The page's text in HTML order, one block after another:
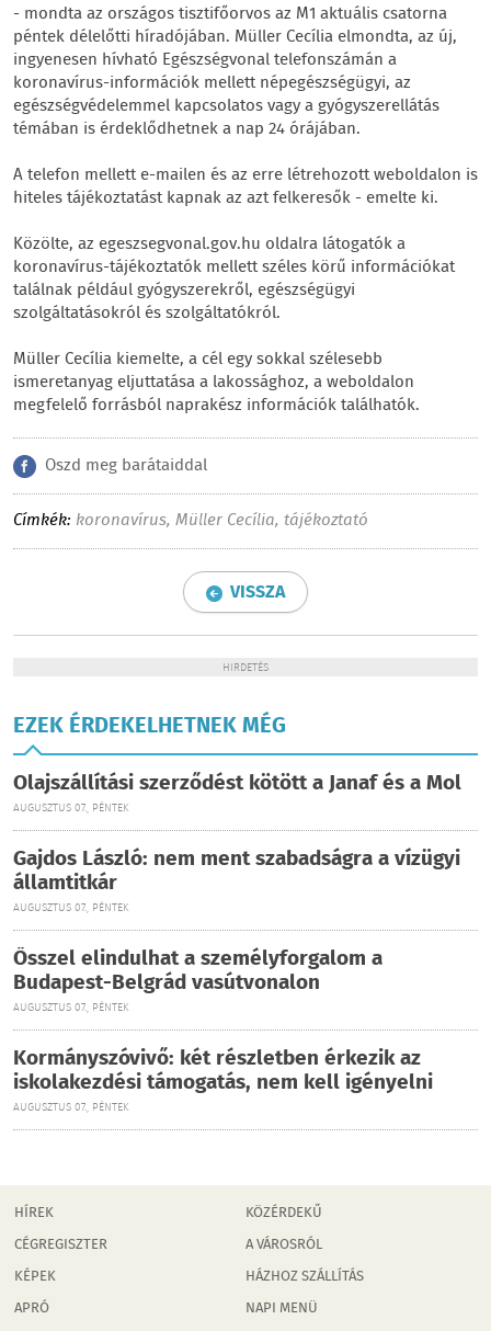
- mondta az országos tisztifőorvos az M1 aktuális csatorna
péntek délelőtti híradójában. Müller Cecília elmondta, az új,
ingyenesen hívható Egészségvonal telefonszámán a
koronavírus-információk mellett népegészségügyi, az
egészségvédelemmel kapcsolatos vagy a gyógyszerellátás
témában is érdeklődhetnek a nap 24 órájában.
A telefon mellett e-mailen és az erre létrehozott weboldalon is
hiteles tájékoztatást kapnak az azt felkeresők - emelte ki.
Közölte, az egeszsegvonal.gov.hu oldalra látogatók a
koronavírus-tájékoztatók mellett széles körű információkat
találnak például gyógyszerekről, egészségügyi
szolgáltatásokról és szolgáltatókról.
Müller Cecília kiemelte, a cél egy sokkal szélesebb
ismeretanyag eljuttatása a lakossághoz, a weboldalon
megfelelő forrásból naprakész információk találhatók.
Oszd meg barátaiddal
Címkék: koronavírus, Müller Cecília, tájékoztató
VISSZA
HIRDETÉS
EZEK ÉRDEKELHETNEK MÉG
Olajszállítási szerződést kötött a Janaf és a Mol
AUGUSZTUS 07., PÉNTEK
Gajdos László: nem ment szabadságra a vízügyi
államtitkár
AUGUSZTUS 07., PÉNTEK
Ősszel elindulhat a személyforgalom a
Budapest-Belgrád vasútvonalon
AUGUSZTUS 07., PÉNTEK
Kormányszóvivő: két részletben érkezik az
iskolakezdési támogatás, nem kell igényelni
AUGUSZTUS 07., PÉNTEK
HÍREK
CÉGREGISZTER
KÉPEK
APRÓ
KÖZÉRDEKŰ
A VÁROSRÓL
HÁZHOZ SZÁLLÍTÁS
NAPI MENÜ